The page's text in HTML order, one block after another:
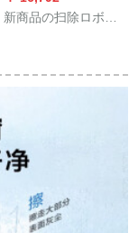
新商品の扫除ロボッ
きます。